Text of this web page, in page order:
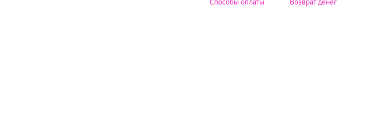
Способы оплаты
Возврат денег